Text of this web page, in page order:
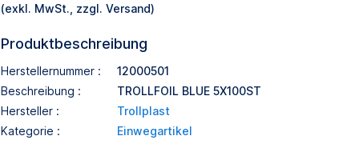
(exkl. MwSt., zzgl. Versand)
Produktbeschreibung
Herstellernummer :
12000501
Beschreibung :
TROLLFOIL BLUE 5X100ST
Hersteller :
Trollplast
Kategorie :
Einwegartikel